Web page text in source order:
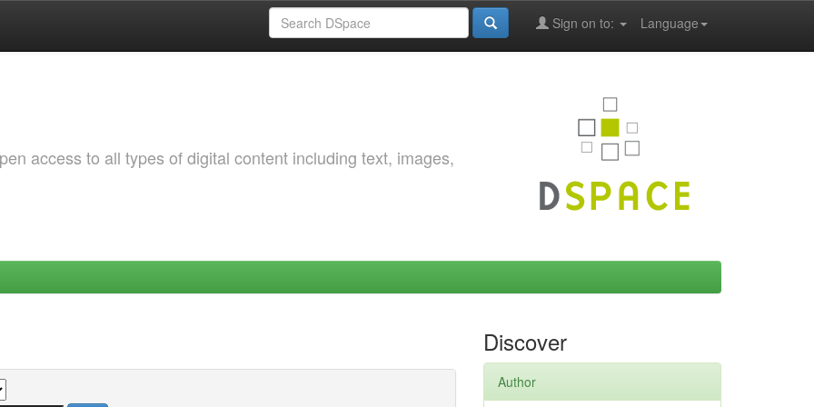
Language
Sign on to:
access to all types of digital content including text, images,
Discover
Author